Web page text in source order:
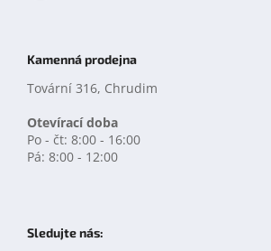
Kamenná prodejna
Tovární 316, Chrudim
Otevírací doba
Po - čt: 8:00 - 16:00
Pá: 8:00 - 12:00
Sledujte nás: